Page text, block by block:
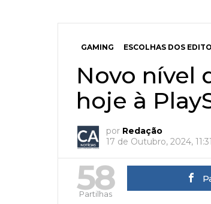
GAMING ESCOLHAS DOS
Novo nível
hoje à
por Redação
17 de Outubro, 2024, 11:31
58
Partilhas